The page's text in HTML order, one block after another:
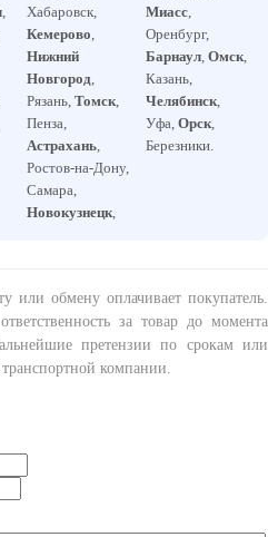
,
Хабаровск,
Кемерово,
Нижний
Новгород,
Рязань, Томск,
Пенза,
Астрахань,
Ростов-на-Дону,
Самара,
Новокузнецк,
Миасс,
Оренбург,
Барнаул,Омск,
Казань,
Челябинск,
Уфа,Орск,
Березники.
или обмену оплачивает покупатель.
за товар до момента
претензии по срокам или
транспортной компании.